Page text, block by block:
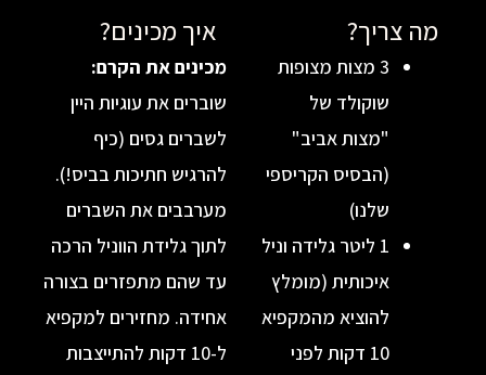
3 מצות מצופות
"מצות אביב"
(הבסיס הקריספי
1 ליטר גלידה וניל
איכותית (מומלץ
להוציא מהמקפיא
10 דקות לפני
איך מכינים?
מכינים את הקרם:
שוברים את עוגיות היין
לשברים גסים (כיף
להרגיש חתיכות בביס!).
מערבבים את השברים
לתוך גלידת הווניל הרכה
עד שהם מתפזרים בצורה
אחידה. מחזירים למקפיא
ל-10 דקות להתייצבות